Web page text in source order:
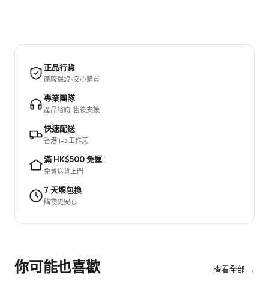
正品行貨
原廠保證 · 安心購買
專業團隊
產品諮詢 · 售後支援
快速配送
香港 1–3 工作天
滿 HK$500 免運
免費送貨上門
7 天壞包換
購物更安心
你可能也喜歡 查看全部 →